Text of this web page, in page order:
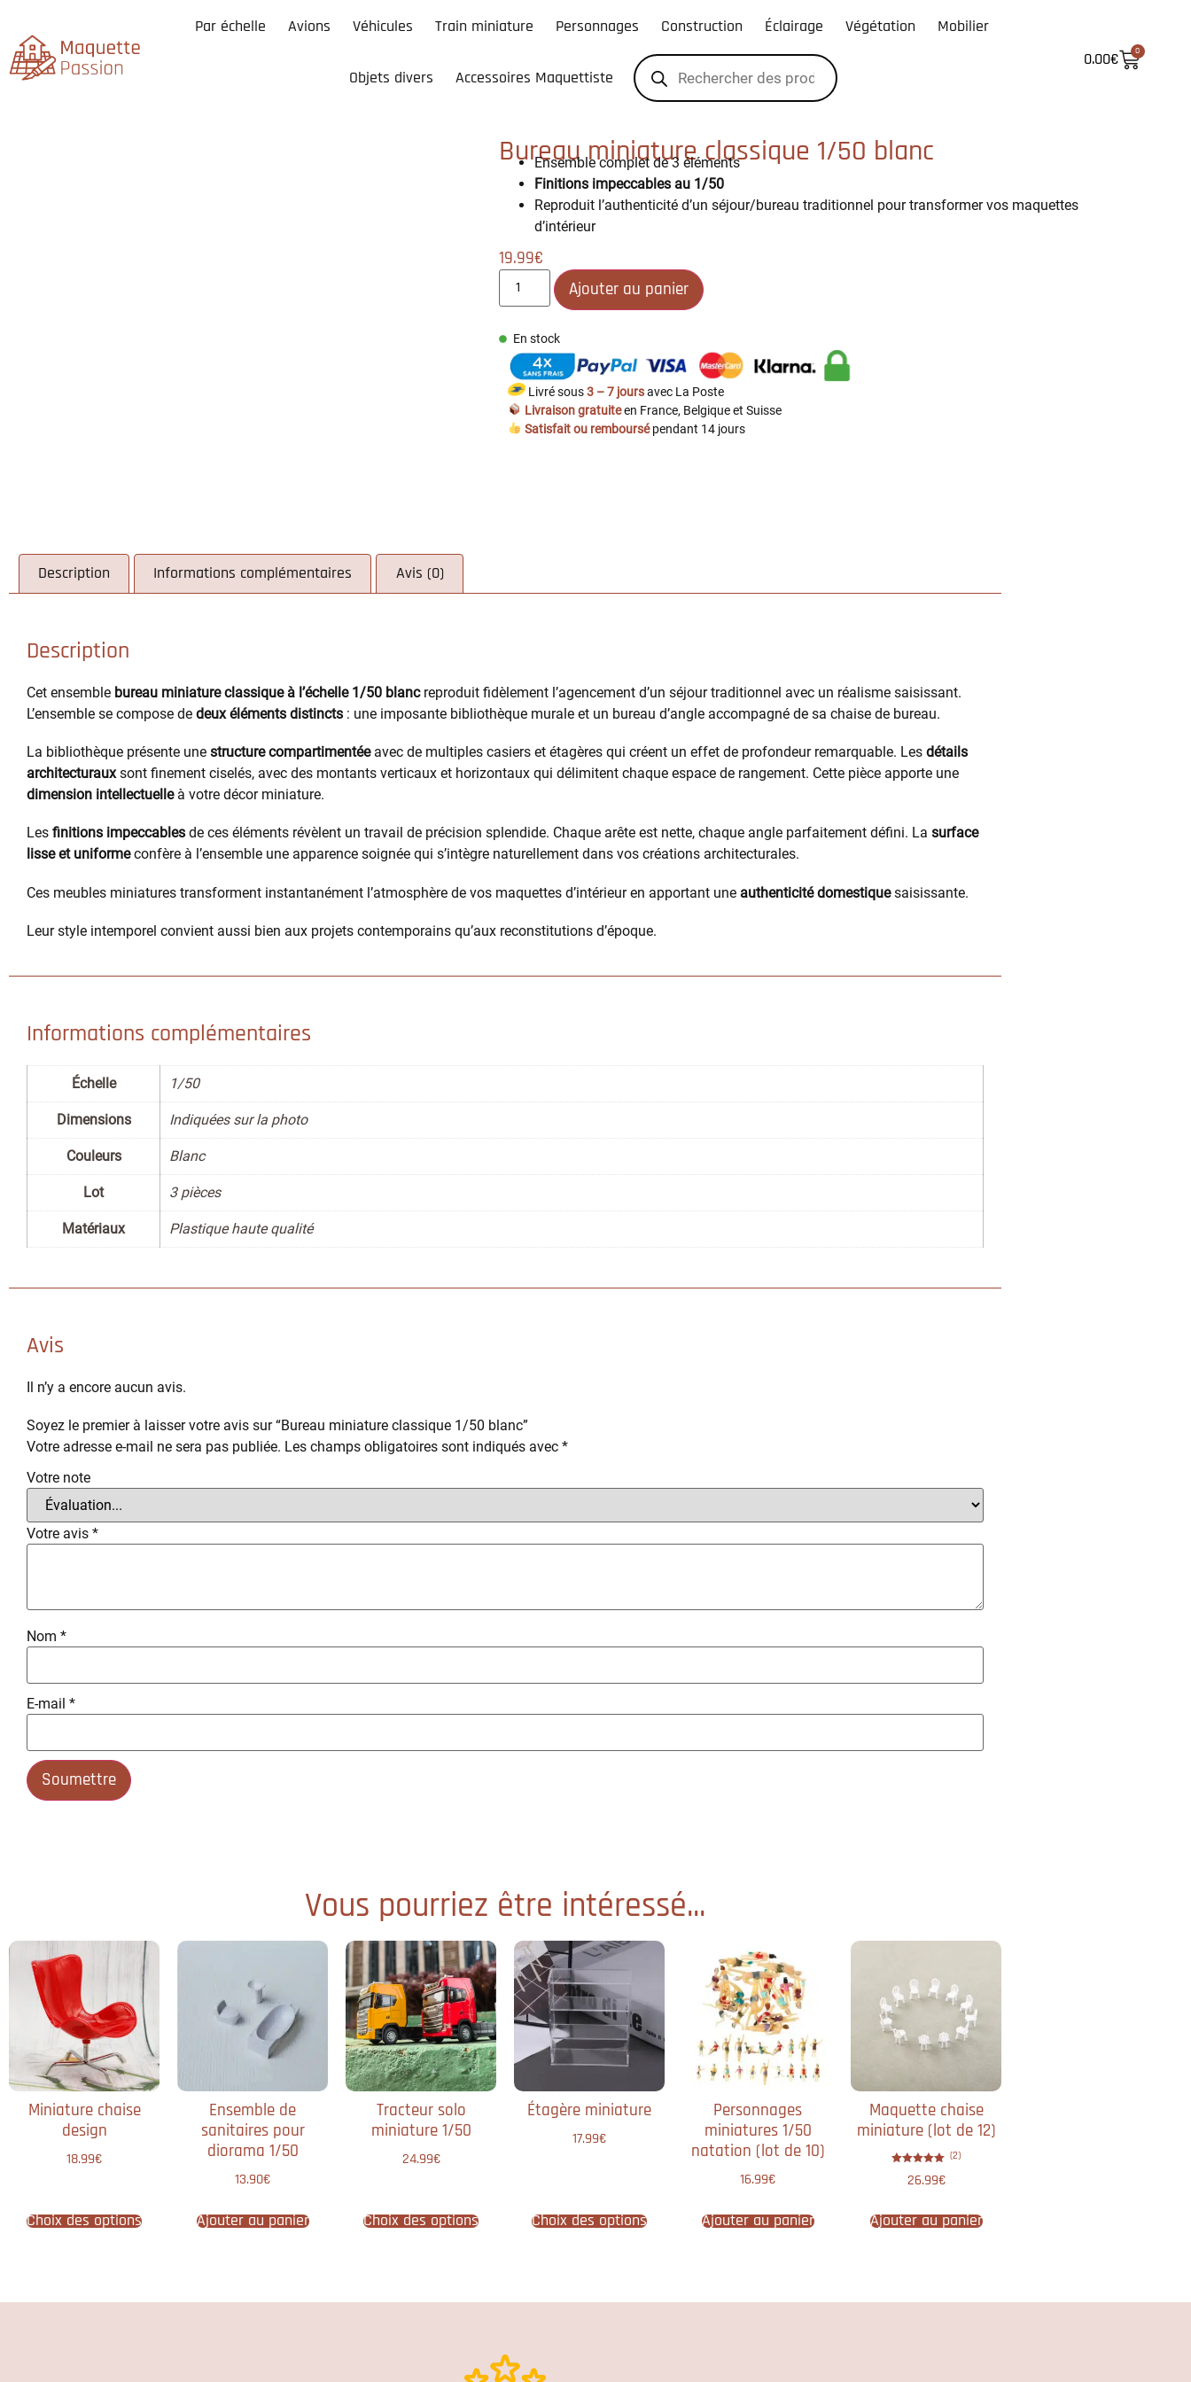
Par échelle Avions Véhicules Train miniature Personnages Construction Éclairage Végétation Mobilier
Objets divers Accessoires Maquettiste
0.00€ 0
Bureau miniature classique 1/50 blanc
Ensemble complet de 3 éléments
Finitions impeccables au 1/50
Reproduit l’authenticité d’un séjour/bureau traditionnel pour transformer vos maquettes
d’intérieur
19.99€
Ajouter au panier
En stock
Livré sous3 – 7 joursavec La Poste
Livraison gratuiteen France, Belgique et Suisse
Satisfait ou remboursépendant 14 jours
Description Informations complémentaires Avis (0)
Description
Cet ensemble bureau miniature classique à l’échelle 1/50 blancreproduit fidèlement l’agencement d’un séjour traditionnel avec un réalisme saisissant.
L’ensemble se compose de deux éléments distincts : une imposante bibliothèque murale et un bureau d’angle accompagné de sa chaise de bureau.
La bibliothèque présente une structure compartimentéeavec de multiples casiers et étagères qui créent un effet de profondeur remarquable. Les détails
architecturauxsont finement ciselés, avec des montants verticaux et horizontaux qui délimitent chaque espace de rangement. Cette pièce apporte une
dimension intellectuelleà votre décor miniature.
Les finitions impeccables de ces éléments révèlent un travail de précision splendide. Chaque arête est nette, chaque angle parfaitement défini. La surface
lisse et uniformeconfère à l’ensemble une apparence soignée qui s’intègre naturellement dans vos créations architecturales.
Ces meubles miniatures transforment instantanément l’atmosphère de vos maquettes d’intérieur en apportant une authenticité domestiquesaisissante.
Leur style intemporel convient aussi bien aux projets contemporains qu’aux reconstitutions d’époque.
Informations complémentaires
Échelle 1/50
Dimensions Indiquées sur la photo
Couleurs Blanc
Lot 3 pièces
Matériaux Plastique haute qualité
Avis
Il n’y a encore aucun avis.
Soyez le premier à laisser votre avis sur “Bureau miniature classique 1/50 blanc”
Votre adresse e-mail ne sera pas publiée. Les champs obligatoires sont indiqués avec *
Votre note
Votre avis *
Nom *
E-mail *
Vous pourriez être intéressé...
Miniature chaise
design
18.99€
Choix des options
Ensemble de
sanitaires pour
diorama 1/50
13.90€
Ajouter au panier
Tracteur solo
miniature 1/50
24.99€
Choix des options
Étagère miniature
17.99€
Choix des options
Personnages
miniatures 1/50
natation (lot de 10)
16.99€
Ajouter au panier
Maquette chaise
miniature​ (lot de 12)
5.00
(2)
26.99€
Ajouter au panier